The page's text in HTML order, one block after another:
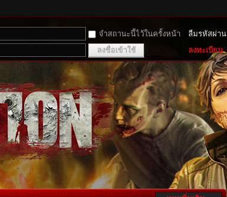
จำสถานะนี้ไว้ในครั้งหน้า
ลืมรหัสผ่าน
ลงชื่อเข้าใช้ ลงทะเบียน